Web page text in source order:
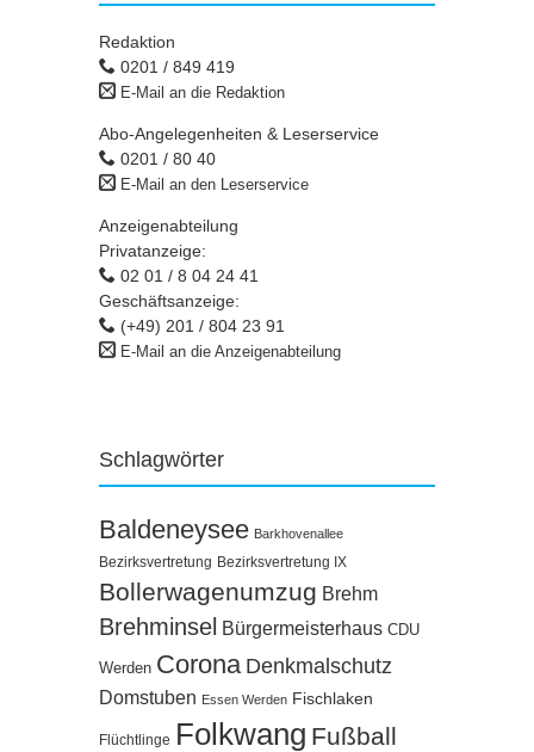
Redaktion
0201 / 849 419
E-Mail an die Redaktion
Abo-Angelegenheiten & Leserservice
0201 / 80 40
E-Mail an den Leserservice
Anzeigenabteilung
Privatanzeige:
02 01 / 8 04 24 41
Geschäftsanzeige:
(+49) 201 / 804 23 91
E-Mail an die Anzeigenabteilung
Schlagwörter
Baldeneysee Barkhovenallee
Bezirksvertretung Bezirksvertretung IX
Bollerwagenumzug Brehm
Brehminsel Bürgermeisterhaus CDU
Werden Corona Denkmalschutz
Domstuben Essen Werden Fischlaken
Flüchtlinge Folkwang Fußball